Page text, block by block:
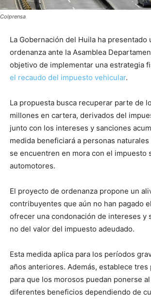
Colprensa
La Gobernación del Huila ha presentado
ordenanza ante la Asamblea
objetivo de implementar una estrategia
el recaudo del impuesto vehicular.
La propuesta busca recuperar parte de
millones en cartera, derivados del
junto con los intereses y sanciones
medida beneficiará a personas
se encuentren en mora con el impuesto
automotores.
El proyecto de ordenanza propone un
contribuyentes que aún no han pagado
ofrecer una condonación de intereses y
no del valor del impuesto adeudado.
Esta medida aplica para los períodos
años anteriores. Además, establece
para que los morosos puedan ponerse
diferentes beneficios dependiendo de